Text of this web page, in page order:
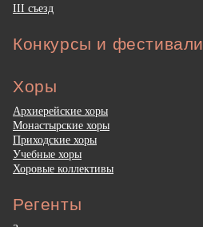
III съезд
Конкурсы и фестивали
Хоры
Архиерейские хоры
Монастырские хоры
Приходские хоры
Учебные хоры
Хоровые коллективы
Регенты